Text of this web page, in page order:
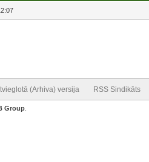
(Arhiva) versija RSS Sindikāts
Group